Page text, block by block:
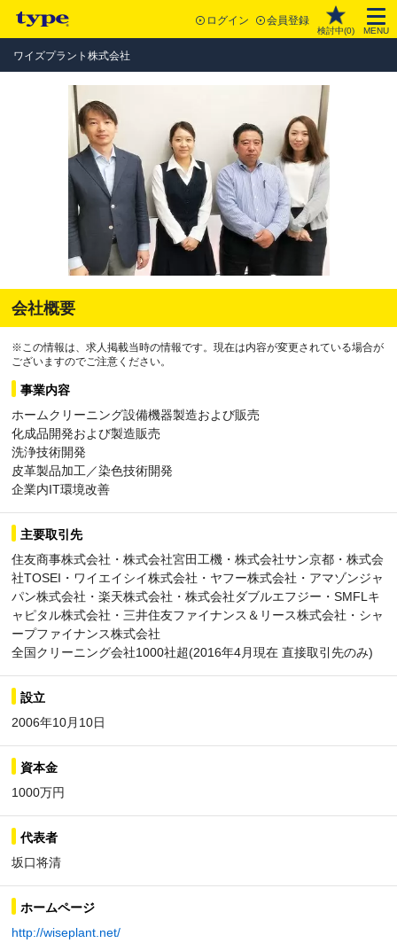
ログイン 会員登録
検討中(0) MENU
ワイズプラント株式会社
会社概要
※この情報は、求人掲載当時の情報です。現在は内容が変更されている場合が
ございますのでご注意ください。
事業内容
ホームクリーニング設備機器製造および販売
化成品開発および製造販売
洗浄技術開発
皮革製品加工／染色技術開発
企業内IT環境改善
主要取引先
住友商事株式会社・株式会社宮田工機・株式会社サン京都・株式会
社TOSEI・ワイエイシイ株式会社・ヤフー株式会社・アマゾンジャ
パン株式会社・楽天株式会社・株式会社ダブルエフジー・SMFLキ
ャピタル株式会社・三井住友ファイナンス＆リース株式会社・シャ
ープファイナンス株式会社
全国クリーニング会社1000社超(2016年4月現在 直接取引先のみ)
設立
2006年10月10日
資本金
1000万円
代表者
坂口将清
ホームページ
http://wiseplant.net/